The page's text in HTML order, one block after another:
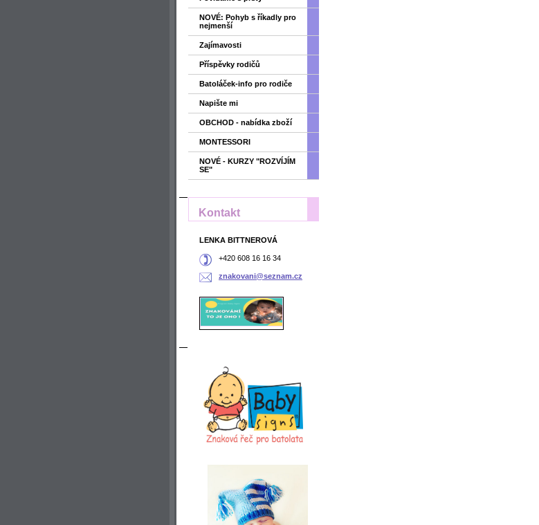
NOVÉ: Pohyb s říkadly pro
nejmenší
Zajímavosti
Příspěvky rodičů
Batoláček-info pro rodiče
Napište mi
OBCHOD - nabídka zboží
MONTESSORI
NOVÉ - KURZY "ROZVÍJÍM
SE"
Kontakt
LENKA BITTNEROVÁ
+420 608 16 16 34
znakovani@seznam.cz